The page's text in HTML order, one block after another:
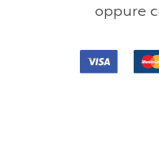
oppure